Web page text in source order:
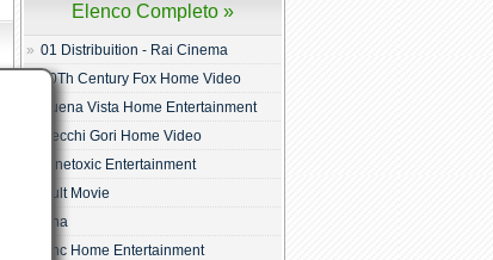
Elenco Completo »
01 Distribuition - Rai Cinema
20Th Century Fox Home Video
Buena Vista Home Entertainment
Cecchi Gori Home Video
Cinetoxic Entertainment
Cult Movie
Dna
Dnc Home Entertainment